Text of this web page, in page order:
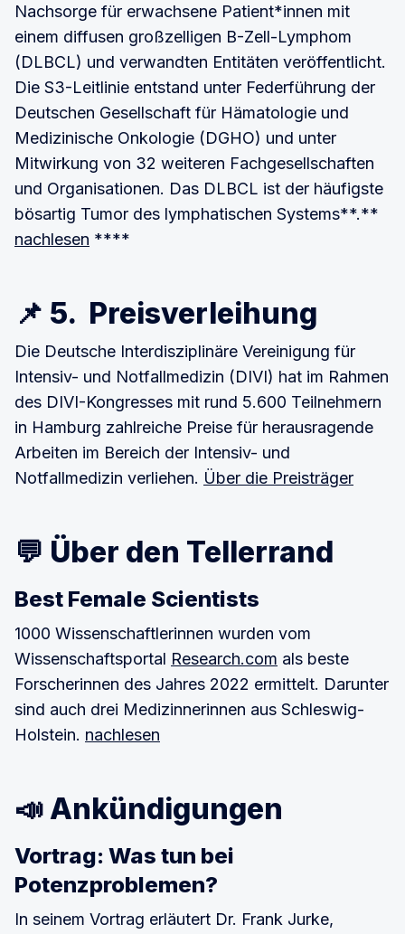
Nachsorge für erwachsene Patient*innen mit
einem diffusen großzelligen B-Zell-Lymphom
(DLBCL) und verwandten Entitäten veröffentlicht.
Die S3-Leitlinie entstand unter Federführung der
Deutschen Gesellschaft für Hämatologie und
Medizinische Onkologie (DGHO) und unter
Mitwirkung von 32 weiteren Fachgesellschaften
und Organisationen. Das DLBCL ist der häufigste
bösartig Tumor des lymphatischen Systems**.**
nachlesen ****
📌 5. Preisverleihung
Die Deutsche Interdisziplinäre Vereinigung für
Intensiv- und Notfallmedizin (DIVI) hat im Rahmen
des DIVI-Kongresses mit rund 5.600 Teilnehmern
in Hamburg zahlreiche Preise für herausragende
Arbeiten im Bereich der Intensiv- und
Notfallmedizin verliehen. Über die Preisträger
💬 Über den Tellerrand
Best Female Scientists
1000 Wissenschaftlerinnen wurden vom
Wissenschaftsportal Research.com als beste
Forscherinnen des Jahres 2022 ermittelt. Darunter
sind auch drei Medizinnerinnen aus Schleswig-
Holstein. nachlesen
📣 Ankündigungen
Vortrag: Was tun bei
Potenzproblemen?
In seinem Vortrag erläutert Dr. Frank Jurke,